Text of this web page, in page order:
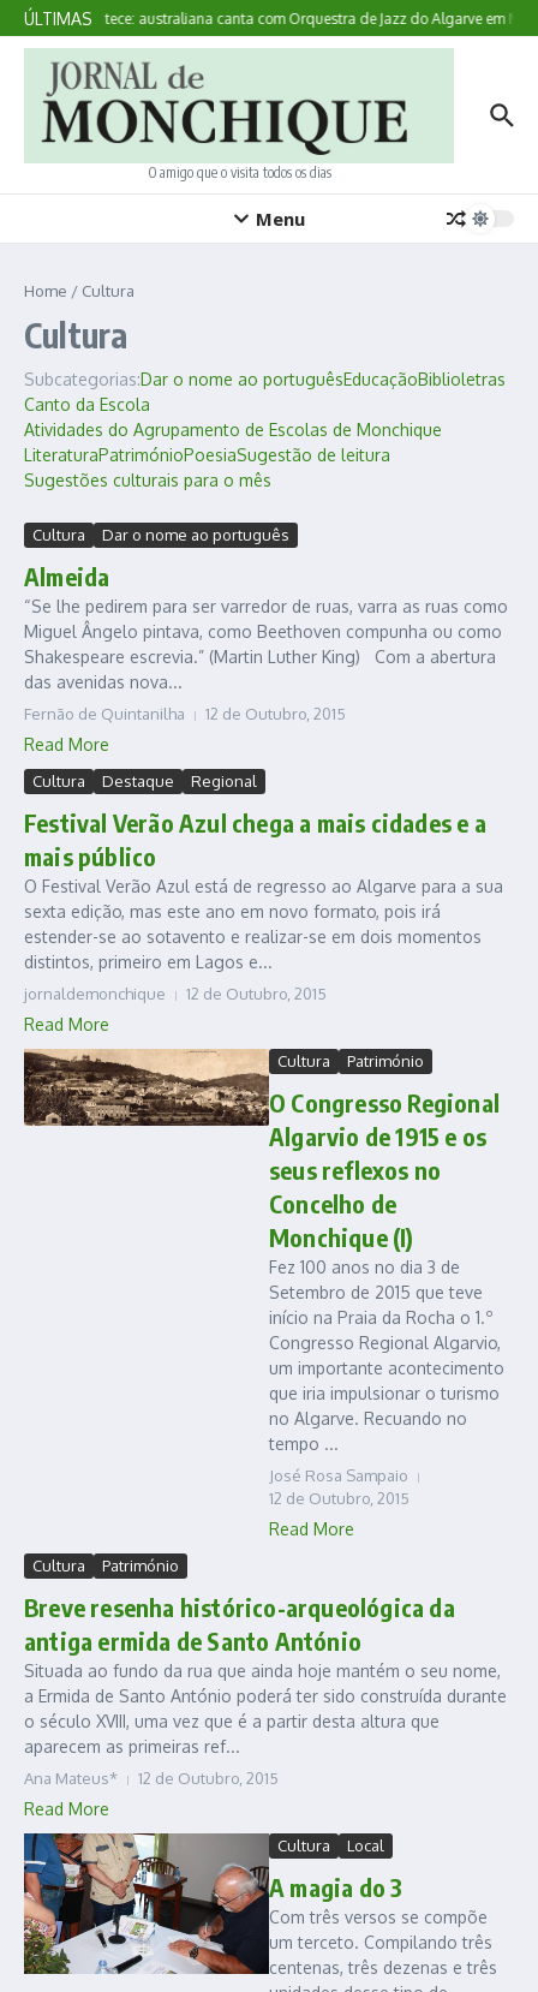
Ir para o conteúdo
ÚLTIMAS
Aqui Acontece: australiana canta com Orquestra de Jazz do Algarve em
O amigo que o visita todos os dias
Menu
Home / Cultura
Cultura
Subcategorias:Dar o nome ao portuguêsEducaçãoBiblioletras
Canto da Escola
Atividades do Agrupamento de Escolas de Monchique
LiteraturaPatrimónioPoesiaSugestão de leitura
Sugestões culturais para o mês
Cultura Dar o nome ao português
Almeida
“Se lhe pedirem para ser varredor de ruas, varra as ruas como
Miguel Ângelo pintava, como Beethoven compunha ou como
Shakespeare escrevia.” (Martin Luther King) Com a abertura
das avenidas nova...
Fernão de Quintanilha 12 de Outubro, 2015
Read More
Cultura Destaque Regional
Festival Verão Azul chega a mais cidades e a
mais público
O Festival Verão Azul está de regresso ao Algarve para a sua
sexta edição, mas este ano em novo formato, pois irá
estender-se ao sotavento e realizar-se em dois momentos
distintos, primeiro em Lagos e...
jornaldemonchique 12 de Outubro, 2015
Read More
Cultura Património
O Congresso Regional
Algarvio de 1915 e os
seus reflexos no
Concelho de
Monchique (I)
Fez 100 anos no dia 3 de
Setembro de 2015 que teve
início na Praia da Rocha o 1.º
Congresso Regional Algarvio,
um importante acontecimento
que iria impulsionar o turismo
no Algarve. Recuando no
tempo ...
José Rosa Sampaio
12 de Outubro, 2015
Read More
Cultura Património
Breve resenha histórico-arqueológica da
antiga ermida de Santo António
Situada ao fundo da rua que ainda hoje mantém o seu nome,
a Ermida de Santo António poderá ter sido construída durante
o século XVIII, uma vez que é a partir desta altura que
aparecem as primeiras ref...
Ana Mateus* 12 de Outubro, 2015
Read More
Cultura Local
A magia do 3
Com três versos se compõe
um terceto. Compilando três
centenas, três dezenas e três